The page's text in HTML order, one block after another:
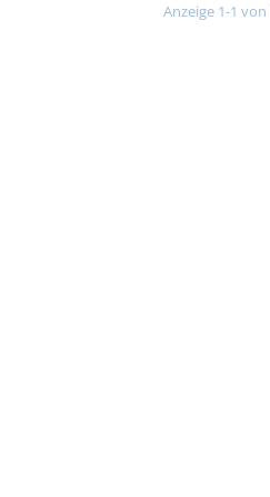
Anzeige 1-1 von